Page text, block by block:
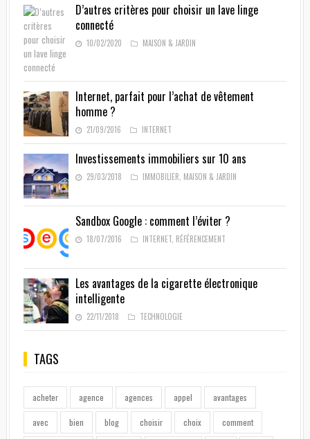
D’autres critères pour choisir un lave linge
connecté
10/02/2020 MAISON & JARDIN
Internet, parfait pour l’achat de vêtement
homme ?
21/09/2016 INTERNET
Investissements immobiliers sur 10 ans
29/03/2018 IMMOBILIER MAISON & JARDIN
Sandbox Google : comment l’éviter ?
18/07/2016 INTERNET, RÉFÉRENCEMENT
Les avantages de la cigarette électronique
intelligente
22/11/2018 TECHNOLOGIE
TAGS
acheter agence agences appel avantages
avec bien blog choisir choix comment